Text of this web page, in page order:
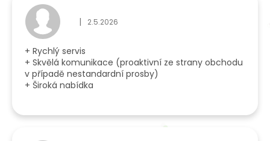
Hodnocení obchodu je 5 z 5 hvězdiček.
| 2.5.2026
+ Rychlý servis
+ Skvělá komunikace (proaktivní ze strany obchodu
v případě nestandardní prosby)
+ Široká nabídka